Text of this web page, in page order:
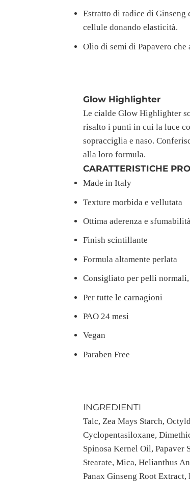
Estratto di radice di
cellule donando elasticità.
Olio di semi di Papavero
Glow Highlighter
Le cialde Glow Highlighter
risalto i punti in cui la luce
sopracciglia e naso.
alla loro formula.
CARATTERISTICHE
Made in Italy
Texture morbida e vellutata
Ottima aderenza e
Finish scintillante
Formula altamente perlata
Consigliato per pelli normali,
Per tutte le carnagioni
PAO 24 mesi
Vegan
Paraben Free
INGREDIENTI
Talc, Zea Mays Starch,
Cyclopentasiloxane,
Spinosa Kernel Oil, Papaver
Stearate, Mica, Helianthus
Panax Ginseng Root